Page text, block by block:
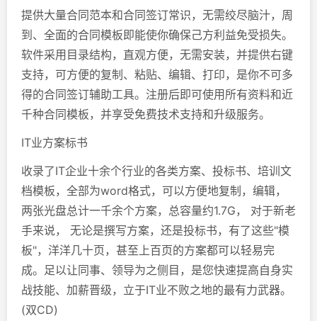
提供大量合同范本和合同签订常识，无需绞尽脑汁，周
到、全面的合同模板即能使你确保己方利益免受损失。
软件采用目录结构，直观方便，无需安装，并提供右键
支持，可方便的复制、粘贴、编辑、打印，是你不可多
得的合同签订辅助工具。注册后即可使用所有资料和近
千种合同模板，并享受免费技术支持和升级服务。
IT业方案标书
收录了IT企业十余个行业的各类方案、投标书、培训文
档模板，全部为word格式，可以方便地复制，编辑，
两张光盘总计一千余个方案，总容量约1.7G， 对于新老
手来说， 无论是撰写方案，还是投标书，有了这些"模
板"，洋洋几十页，甚至上百页的方案都可以轻易完
成。足以让同事、领导为之侧目，是您快速提高自身实
战技能、加薪晋级，立于IT业不败之地的最有力武器。
(双CD)